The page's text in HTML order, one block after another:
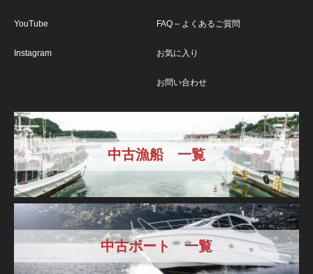
YouTube
Instagram
FAQ – よくあるご質問
お気に入り
お問い合わせ
中古漁船 一覧
中古ボート 一覧